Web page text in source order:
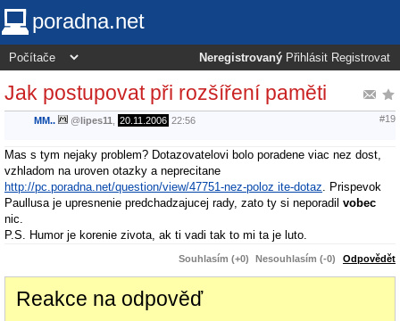
poradna.net
Neregistrovaný Přihlásit Registrovat
Jak postupovat při rozšíření paměti
MM.. @lipes11 20.11.2006 22:56 #19
Mas s tym nejaky problem? Dotazovatelovi bolo poradene viac nez dost,
vzhladom na uroven otazky a neprecitane
http://pc.poradna.net/question/view/47751-nez-poloz ite-dotaz . Prispevok
Paullusa je upresnenie predchadzajucej rady, zato ty si neporadil vobec
nic.
P.S. Humor je korenie zivota, ak ti vadi tak to mi ta je luto.
Souhlasím (+0) Nesouhlasím (-0) Odpovědět
Reakce na odpověď